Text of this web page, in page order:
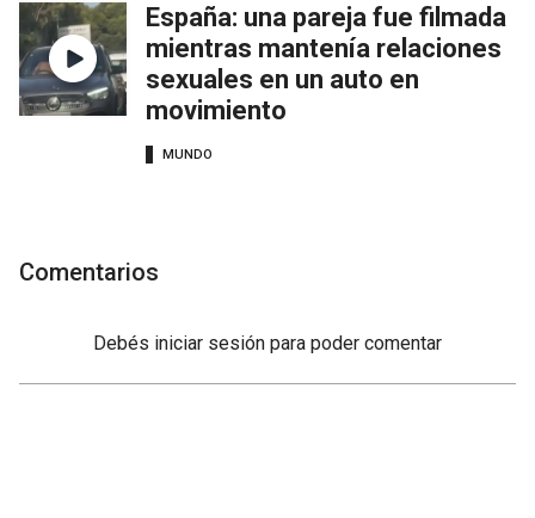
España: una pareja fue filmada
mientras mantenía relaciones
sexuales en un auto en
movimiento
MUNDO
Comentarios
Debés iniciar sesión para poder comentar